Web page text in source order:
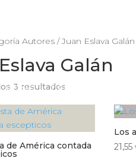
HOME TIENDA
Autores / Juan Eslava Galán
Galán
3 resultados
de América contada
Los
21,55